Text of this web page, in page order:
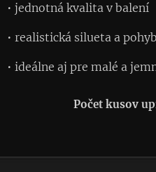
• jednotná kvalita v balení
• realistická silueta a
• ideálne aj pre malé a
Počet kusov